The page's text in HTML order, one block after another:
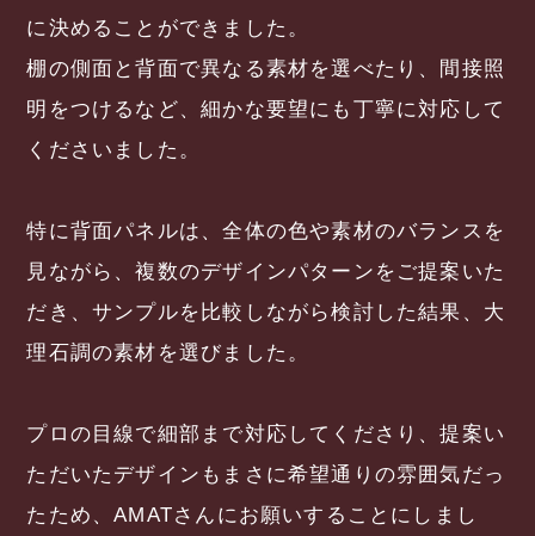
に決めることができました。
棚の側面と背面で異なる素材を選べたり、間接照
明をつけるなど、細かな要望にも丁寧に対応して
くださいました。
特に背面パネルは、全体の色や素材のバランスを
見ながら、複数のデザインパターンをご提案いた
だき、サンプルを比較しながら検討した結果、大
理石調の素材を選びました。
プロの目線で細部まで対応してくださり、提案い
ただいたデザインもまさに希望通りの雰囲気だっ
たため、AMATさんにお願いすることにしまし